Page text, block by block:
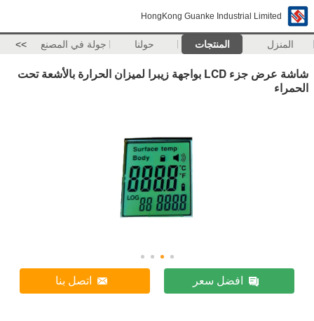
HongKong Guanke Industrial Limited
المنزل المنتجات حولنا جولة في المصنع >>
شاشة عرض جزء LCD بواجهة زيبرا لميزان الحرارة بالأشعة تحت
الحمراء
افضل سعر اتصل بنا